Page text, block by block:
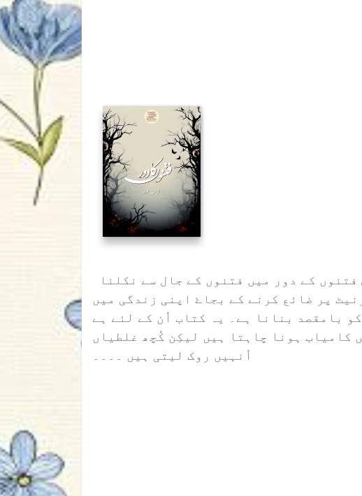
پر ضائع کرنے کے بجاۓ اپنی زندگی میں
بامقصد بنانا ہے۔ یہ کتاب اُن کے لئے ہے
کامیاب ہونا چاہتا ہیں لیکِن کُچھ غلطیاں
اُنہیں روک لیتی ہیں ۔۔۔۔